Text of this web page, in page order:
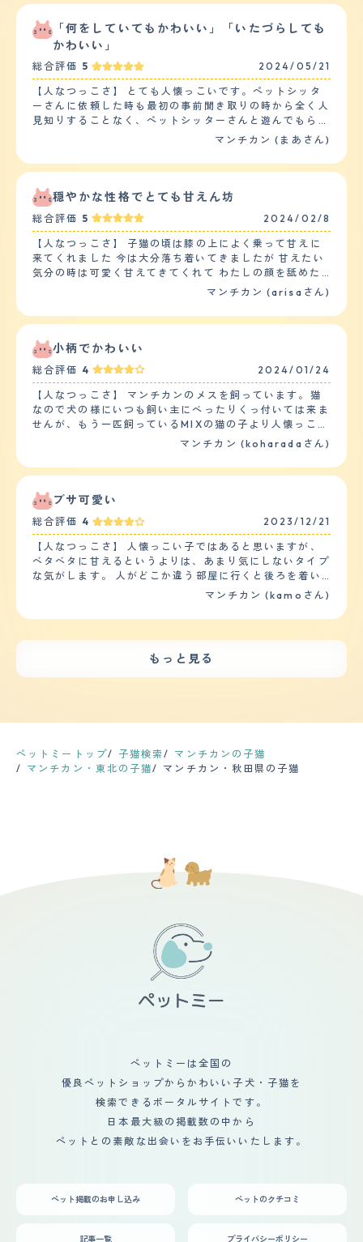
「何をしていてもかわいい」「いたづらしても
かわいい」
総合評価 5 2024/05/21
【人なつっこさ】 とても人懐っこいです。ペットシッタ
ーさんに依頼した時も最初の事前聞き取りの時から全く人
見知りすることなく、ペットシッターさんと遊んでもらっ
て喜んでいるようでした。３日間お願いしたのですが、そ
くストレスを感じている様子もなかったです。 また、子
ストレスがあったようですが、その後はお互いグルーミン
グをして仲良く出来たので安心しました。 【落ち着き】
子猫の時からお迎えし今３歳になろうとしますが、最初か
らのんびりした性格で、猫じゃらしにもそこまで興奮する
ことなくのんびりゆっくり遊んでいる様子が伺えます。食
べることが大好きなのですが、食べ終わった後も、もう一
匹の猫ちゃんのもご飯を奪うことはなく、残したら申し訳
なさそうに残ったお皿の方に向かい食べています。とても
日に２、３回は家の端から端まで走り回ってストレスを発
散しているみたいです。 【しつけやすさ】 猫なので、し
つけというしつけはしていません。今までトイレも必敗す
ることはほとんどないです。キッチンに上がったりした時
は危ないので「危ないよ?」と言ったら言葉がわかってる
のか？見つかった！という顔をして逃げていきます。家の
中は比較的広くを走りまわっています。 【お手入れ】 毛
の長さは短毛です。質感はふわふわしている方だと思いま
ん。 猫なのでカットはしてません。 今のところ健康に問
病院に行きますが、いつも特に心配ないとのことで、数日
後には自然に治っています。まだ３歳くらいなので、定期
的な健康診断は行っておりませんので、投薬も必要はあり
ません。 【鳴き声】 ほとんど鳴くことはありませんが、
ご飯の時間になったら夕方５時頃には、はっきり「ごは
ん」「ごはーん」と言って甘噛みしてきます。最初きいた
ことは一切なく「ごはん」のみです。 【総評】 元々おだ
やかなマンチカンということを聞いていた通りです、 茶
ので、寝ている時に「息しているのか？」心配で何度も確
認していました。 主人も私も犬しか飼ったことがなく猫
マンチカン (まあさん)
穏やかな性格でとても甘えん坊
総合評価 5 2024/02/8
【人なつっこさ】 子猫の頃は膝の上によく乗って甘えに
来てくれました 今は大分落ち着いてきましたが 甘えたい
気分の時は可愛く甘えてきてくれて わたしの顔を舐めた
なので自分からは食ってかかることもなく おっとりとし
によくふみふみしていてそれもとてもかわいいです。 最
近よく喋るようになりました 【落ち着き】 成猫になった
のもありますが 子猫の時と比べてあまり甘えなくなりま
した。 遊びにもあまり興味がないようです。 関心がない
わけではないですが 新しいおもちゃを出してきてもふー
ん、と言う感じで 一瞥して終わりです 今は静かに窓から
景色を見てます 【しつけやすさ】 うちにきた当初から 人
馴れしていたのであまりしつけは必要ありませんでした
が家でくつろいでいました 猫なので基本的には散歩しま
せんが マンチカンなので運動量はそんなに必要ないと思
います 大きめのキャットタワーを昇り降りしてます 【お
手入れ】 うちの子はマンチカンの短毛種です 質感はさわ
るととても滑らかです シャンプーの頻度は1週間に1回程
度です その変わりブラッシングをこまめにしております
抜け毛は換毛期になると結構溜まります ブラッシングす
るだけで絡みつく毛が2、3本あります カットは正直なと
ときが ときどきあります。 慢性的なものではないので安
じの女の子らしい鳴き声です もう成猫なので子猫のよう
にしょっちゅうは鳴きません 必要な時だけ鳴きます でも
ちの子はマンチカンです マンチカンの良いところは賢く
かけないでと言わんばかりにそわそわしだすところがかわ
いいです 出会いはペットショップで一目惚れしました 猫
マンチカン (arisaさん)
小柄でかわいい
総合評価 4 2024/01/24
【人なつっこさ】 マンチカンのメスを飼っています。猫
なので犬の様にいつも飼い主にべったりくっ付いては来ま
せんが、もう一匹飼っているMIXの猫の子より人懐っこい
と思います。猫と人間の寝室を分けているのですが、朝の
たいです～」というような か細い声で鳴いて甘えていま
トの中に入ってきて人間の温もりを使って「ゴロゴロ」と
鳴きます。子供たちにも人懐っこさを見せ、子供たちの身
体や持ち物に自分の匂いを一生懸命にこすりつけていま
す。 【落ち着き】 落ち着きはあまりないように思いま
す。一緒に飼っている他の猫より、物事に対する興味が強
く、来客や車の音、外の猫やカラスの気配に対してすぐに
反応をして窓際の場所に見に行きます。いまだに小さい時
の様におもちゃで遊ぶことを催促されます。 【しつけや
腹がすいたら「ニャーニャー」とエサの催促をするのに対
してマンチカンはエサの合図の鈴を鳴らすまでエサの催促
す。猫は基本的に自分で舐める事で体毛のお手入れをして
いるので、あまり飼い主がお手入れに手間をかける必要は
りすり寄ってきて物事を伝える方法を取りたがります。
【総評】 毛の色が白い猫は長生きするといううわさ話を
猫の飼育書で見つけてから、毛の白い部分が多い猫を探し
で会話をすることが多くなりました。テレビを見ていても
猫の番組をよく見るようになり、家族内のコミュニケーシ
ョンが増えたことが猫を迎え入れて一番良かった事だと感
じています。初めての猫の飼育でしたが、猫の育て方の本
を読んだり、Youtubeを見たりして、家族で相談しなが
ら楽しんで猫と生活をしています。
マンチカン (koharadaさん)
ブサ可愛い
総合評価 4 2023/12/21
【人なつっこさ】 人懐っこい子ではあると思いますが、
ベタベタに甘えるというよりは、あまり気にしないタイプ
な気がします。 人がどこか違う部屋に行くと後ろを着い
てきたりしますが、いつの間にかシレっと居なくなってい
す。 お客様が来ると、特に逃げる事もなく普通にリビン
逃げもせず普通に過ごしています。 【落ち着き】 そんな
に走り回ったり、夜中の運動会などもそれほどありません
居ないときにハシャイでるのかもしれません。 【しつけ
イレの置き場所を変えても、ちゃんとしていたので、その
辺は大丈夫だと思います。 ただ、イタズラしたりテーブ
手足が短いので、太ってしまうと腰を痛めやすいだけでな
く、お腹を床に擦ってお腹の毛が抜けてハゲルらしく、獣
ちの子は普段はそれ程鳴かないですし、鳴いても声は小さ
め〜普通と言ったところで、割と静かです。 ニャーニャ
ー騒ぐというのは、本土見たことがなく、ご飯が欲しいと
きに催促してニャ〜〜と静かに長めに鳴くくらいです。
【総評】 同僚の知人で、マンチカンのブリーダーをして
いる人がいて、1匹だけ飼い主が決まらず大きくなってき
がった情けない表情と、短い手足が可愛いくて、見た瞬間
ひと目惚れしました。 我が家は犬しか飼ったことが無か
ったので、ブリーダーさんにアレコレ教えて貰い、迎え入
れましたが、意外とすんなり家に馴染んでくれて、すぐに
我が物顔でソファで寝るようになってくれて安心しまし
た。 ただ、ワクチンや去勢のことなどもあり、ブリーダ
ーさんや獣医さんに相談したりで大変でしたが、猫を飼い
けるようになったのは嬉しい変化でした。
マンチカン (kamoさん)
もっと見る
ペットミートップ 子猫検索
マンチカンの子猫
マンチカン・東北の子猫
マンチカン・秋田県の子猫
ペットミーは全国の
優良ペットショップからかわいい子犬・子猫を
検索できるポータルサイトです。
日本最大級の掲載数の中から
ペットとの素敵な出会いをお手伝いいたします。
ペット掲載のお申し込み ペットのクチコミ
記事一覧 プライバシーポリシー